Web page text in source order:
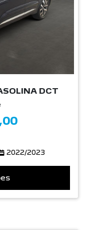
DCT
2022/2023